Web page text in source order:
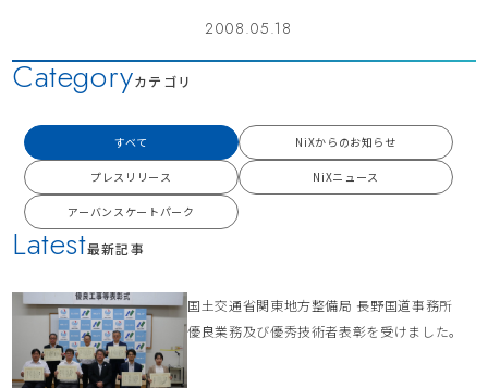
2008.05.18
Latest最新記事
国土交通省関東地方整備局 長野国道事務所
優良業務及び優秀技術者表彰を受けました。
Categoryカテゴリ
すべて NiXからのお知らせ
プレスリリース NiXニュース
アーバンスケートパーク